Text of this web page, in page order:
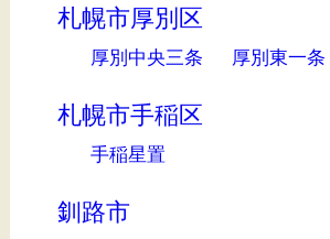
札幌市厚別区
厚別中央三条 厚別東一条
札幌市手稲区
手稲星置
釧路市